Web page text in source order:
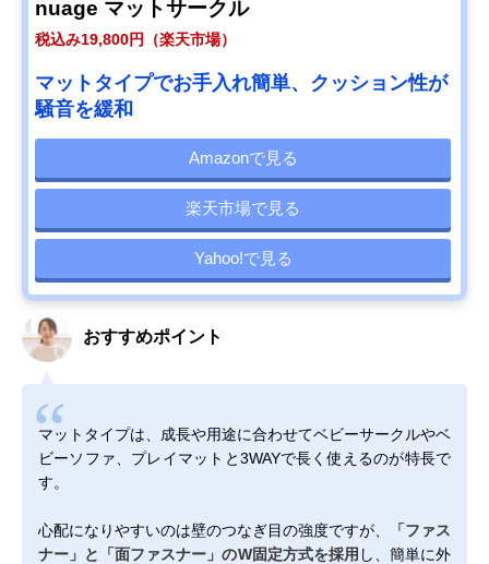
nuage マットサークル
税込み19,800円（楽天市場）
マットタイプでお手入れ簡単、クッション性が
騒音を緩和
Amazonで見る
楽天市場で見る
Yahoo!で見る
おすすめポイント
マットタイプは、成長や用途に合わせてベビーサークルやベ
ビーソファ、プレイマットと3WAYで長く使えるのが特長で
す。
心配になりやすいのは壁のつなぎ目の強度ですが、
「ファス
ナー」と「面ファスナー」のW固定方式を採用 し、簡単に外